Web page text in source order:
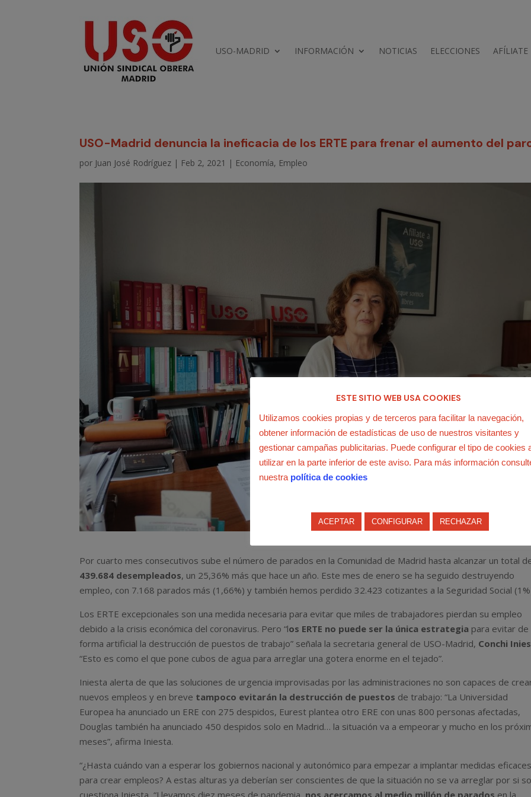
USO-MADRID INFORMACIÓN NOTICIAS ELECCIONES AFÍLIATE
USO-Madrid denuncia la ineficacia de los ERTE para frenar el aumento del
por Juan José Rodríguez | Feb 2, 2021 | Economía, Empleo
Por cuarto mes consecutivos sube el número de parados en la Comunidad de Madrid hasta alcanzar un total
439.684 desempleados, un 25,36% más que hace un año. Este mes de enero se ha seguido destruyendo
empleo, con 7.168 parados más (1,66%) y también hemos perdido 32.423 cotizantes a la Seguridad Social
Los ERTE excepcionales son una medida necesaria para evitar que miles de trabajadores pierdan su empleo
debido a la crisis económica del coronavirus. Pero “los ERTE no puede ser la única estrategia para evitar de
forma artificial la destrucción de puestos de trabajo” señala la secretaria general de USO-Madrid, Conchi
“Esto es como el que pone cubos de agua para arreglar una gotera enorme en el tejado”.
Iniesta alerta de que las soluciones de urgencia improvisadas por las administraciones no son capaces de
nuevos empleos y en breve tampoco evitarán la destrucción de puestos de trabajo: “La Universidad
Europea ha anunciado un ERE con 275 despidos, Eurest plantea otro ERE con unas 800 personas afectadas,
Douglas también ha anunciado 450 despidos solo en Madrid… la situación va a empeorar y mucho en los
meses”, afirma Iniesta.
“¿Hasta cuándo van a esperar los gobiernos nacional y autonómico para empezar a implantar medidas
para crear empleos? A estas alturas ya deberían ser conscientes de que la situación no se va arreglar por si
ESTE SITIO WEB USA COOKIES
Utilizamos cookies propias y de terceros para facilitar la navegación,
obtener información de estadísticas de uso de nuestros visitantes y
gestionar campañas publicitarias. Puede configurar el tipo de cookies
utilizar en la parte inferior de este aviso. Para más información
nuestra política de cookies
ACEPTAR CONFIGURAR RECHAZAR